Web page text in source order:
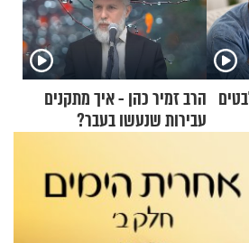
הרב זמיר כהן - איך מתקנים
עבירות שנעשו בעבר?